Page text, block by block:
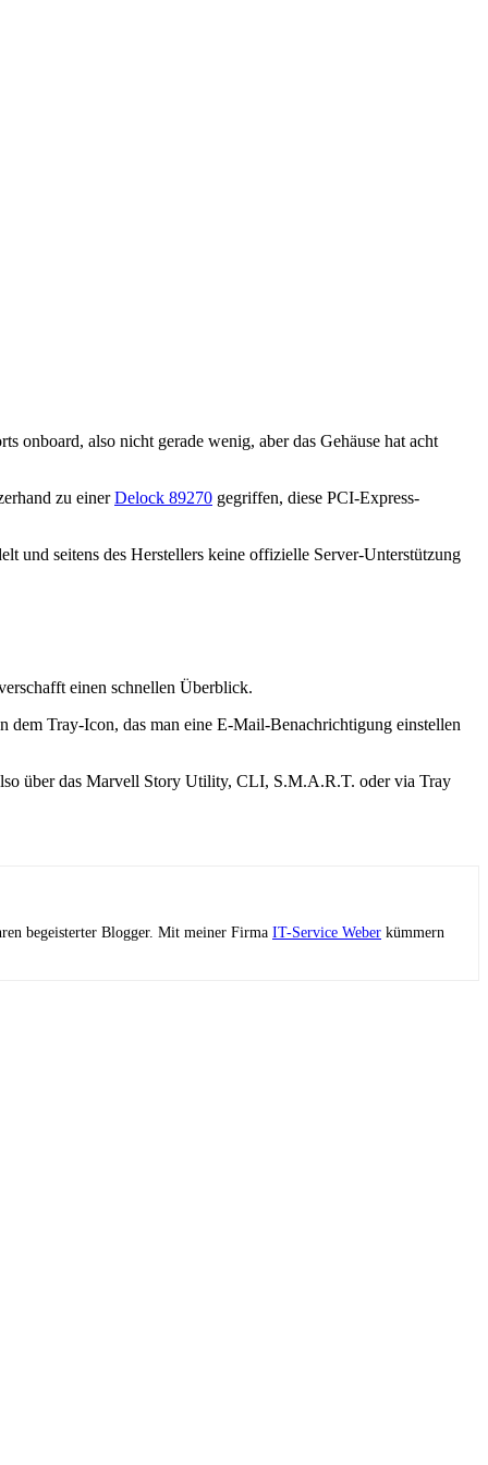
onboard, also nicht gerade wenig, aber das Gehäuse hat acht
zu einerDelock 89270 gegriffen, diese PCI-Express-
und seitens des Herstellers keine offizielle Server-Unterstützung
einen schnellen Überblick.
Tray-Icon, das man eine E-Mail-Benachrichtigung einstellen
über das Marvell Story Utility, CLI, S.M.A.R.T. oder via Tray
begeisterter Blogger. Mit meiner Firma IT-Service Weber kümmern